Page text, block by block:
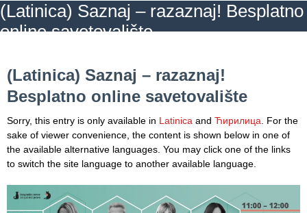
(Latinica) Saznaj – razaznaj! Besplatno
online savetovalište
(Latinica) Saznaj – razaznaj!
Besplatno online savetovalište
Sorry, this entry is only available in Latinica and Ћирилица . For the
sake of viewer convenience, the content is shown below in one of
the available alternative languages. You may click one of the links
to switch the site language to another available language.
organization
Department
for
Health
Service
Dental
Department